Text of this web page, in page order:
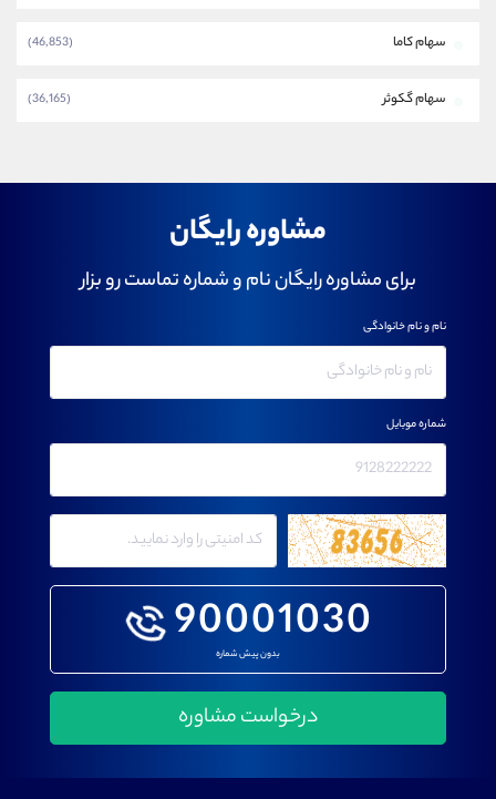
سهام کاما (46,853)
سهام گکوثر (36,165)
مشاوره رایگان
برای مشاوره رایگان نام و شماره تماست رو بزار
90001030
بدون پیش شماره
نام و نام خانوادگی
شماره موبایل